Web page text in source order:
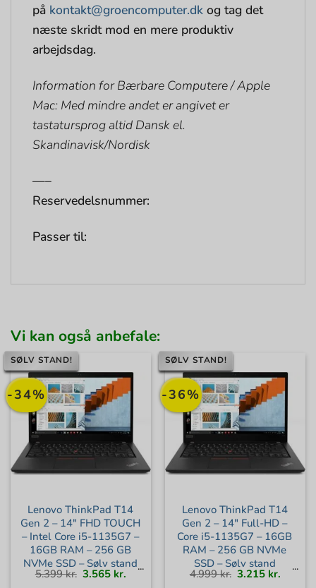
på kontakt@groencomputer.dk og tag det
næste skridt mod en mere produktiv
arbejdsdag.
Information for Bærbare Computere / Apple
Mac: Med mindre andet er angivet er
tastatursprog altid Dansk el.
Skandinavisk/Nordisk
—–
Reservedelsnummer:
Passer til:
Vi kan også anbefale:
-34%
SØLV STAND!
Lenovo ThinkPad T14
Gen 2 – 14″ FHD TOUCH
– Intel Core i5-1135G7 –
16GB RAM – 256 GB
NVMe SSD – Sølv stand
5.399kr. Den
oprindelige
pris
3.565 kr. Den
-36%
SØLV STAND!
Lenovo ThinkPad T14
Gen 2 – 14″ Full-HD –
Core i5-1135G7 – 16GB
RAM – 256 GB NVMe
SSD – Sølv stand
4.999kr. Den
oprindelige
pris
3.215 kr. Den